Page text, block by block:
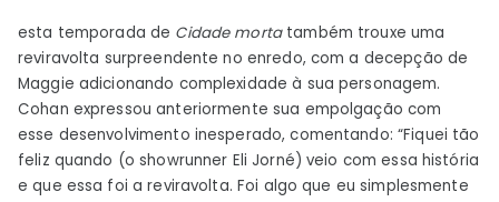
esta temporada de Cidade mortatambém trouxe uma
reviravolta surpreendente no enredo, com a decepção de
Maggie adicionando complexidade à sua personagem.
Cohan expressou anteriormente sua empolgação com
esse desenvolvimento inesperado, comentando: “Fiquei tão
feliz quando (o showrunner Eli Jorné) veio com essa história
e que essa foi a reviravolta. Foi algo que eu simplesmente